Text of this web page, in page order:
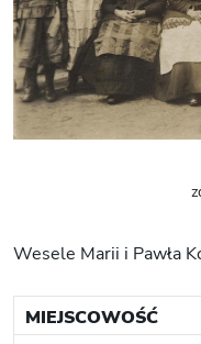
Wesele Marii i Pawła
MIEJSCOWOŚĆ